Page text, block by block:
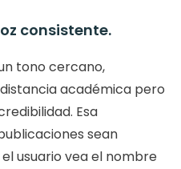
consistente.
tono cercano,
académica pero
Esa
sean
usuario vea el nombre